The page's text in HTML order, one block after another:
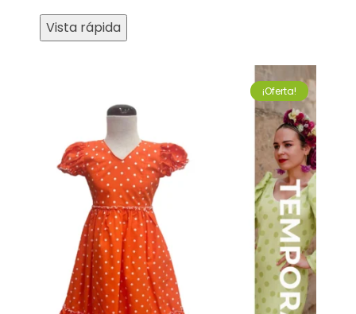
Vista rápida
¡Oferta!